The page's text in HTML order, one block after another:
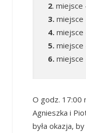
2. miejsce
3. miejsce
4. miejsce
5. miejsce
6. miejsce
O godz. 17:00
Agnieszka i
była okazja,